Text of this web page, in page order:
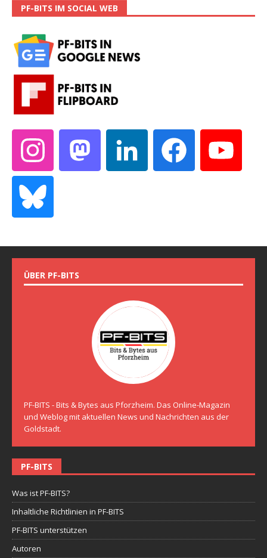
PF-BITS IM SOCIAL WEB
ÜBER PF-BITS
PF-BITS - Bits & Bytes aus Pforzheim. Das Online-Magazin
und Weblog mit aktuellen News und Nachrichten aus der
Goldstadt.
PF-BITS
Was ist PF-BITS?
Inhaltliche Richtlinien in PF-BITS
PF-BITS unterstützen
Autoren